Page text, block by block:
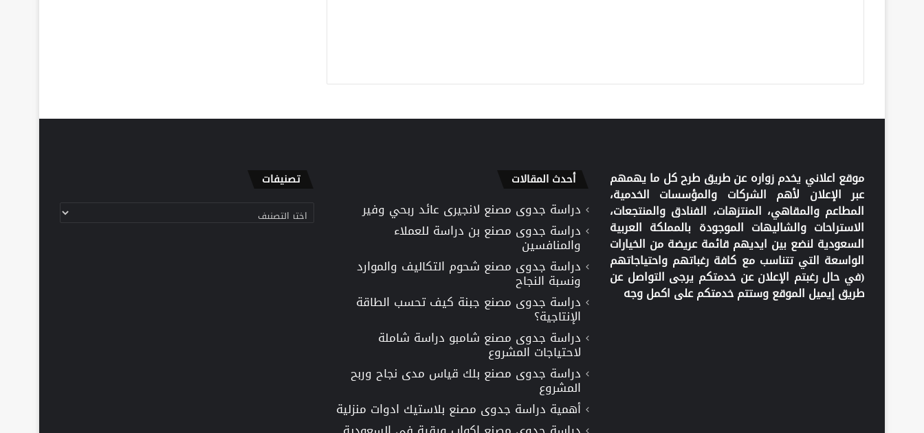
موقع اعلاني يخدم زواره عن طريق طرح كل ما يهمهم
عبر الإعلان لأهم الشركات والمؤسسات الخدمية،
المطاعم والمقاهي، المنتزهات، الفنادق والمنتجعات،
الاستراحات والشاليهات الموجودة بالمملكة العربية
السعودية لنضع بين ايديهم قائمة عريضة من الخيارات
الواسعة التي تتناسب مع كافة رغباتهم واحتياجاتهم
(في حال رغبتم الإعلان عن خدمتكم يرجى التواصل عن
طريق إيميل الموقع وستتم خدمتكم على اكمل وجه
أحدث المقالات
دراسة جدوى مصنع لانجيرى عائد ربحي وفير
دراسة جدوى مصنع بن دراسة للعملاء
والمنافسين
دراسة جدوى مصنع شحوم التكاليف والموارد
ونسبة النجاح
دراسة جدوى مصنع جبنة كيف تحسب الطاقة
الإنتاجية؟
دراسة جدوى مصنع شامبو دراسة شاملة
لاحتياجات المشروع
دراسة جدوى مصنع بلك قياس مدى نجاح وربح
المشروع
أهمية دراسة جدوى مصنع بلاستيك ادوات منزلية
تصنيفات
تصنيفات